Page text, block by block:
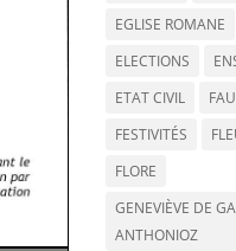
EGLISE ROMANE
ELECTIONS
ETAT CIVIL
FESTIVITÉS
FLORE
GENEVIÈVE DE
ANTHONIOZ